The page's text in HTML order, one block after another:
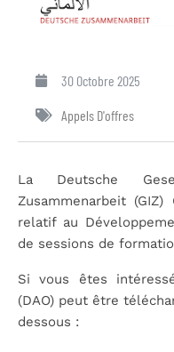
30 Octobre 2025
Appels D'offres
La Deutsche
Zusammenarbeit
relatif au
de sessions de
Si vous êtes
(DAO) peut être
dessous :